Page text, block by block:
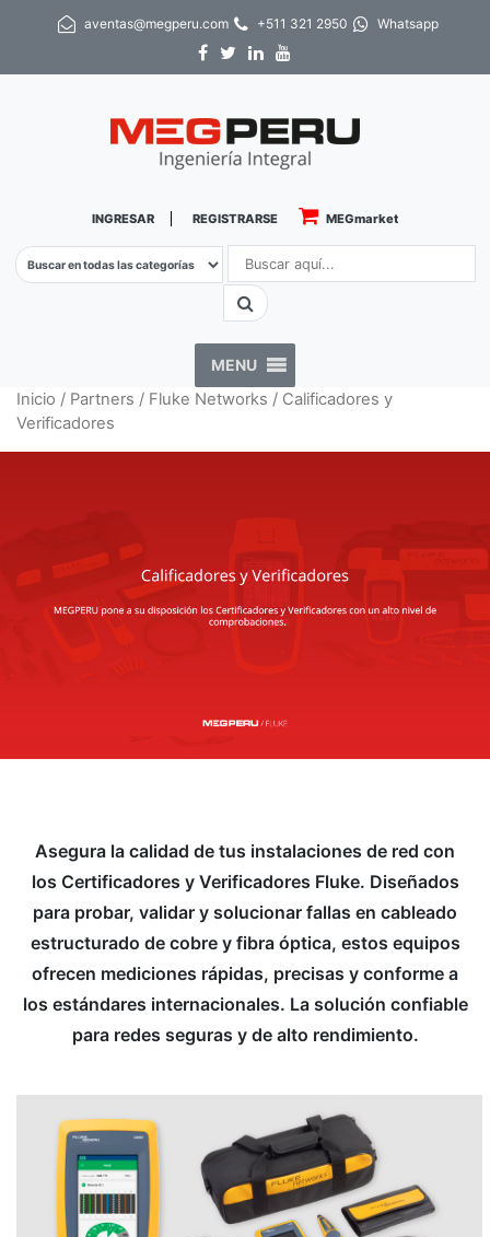
aventas@megperu.com +511 321 2950 Whatsapp
INGRESAR REGISTRARSE MEGmarket
MENU
Inicio / Partners / Fluke Networks / Calificadores y
Verificadores
Asegura la calidad de tus instalaciones de red con
los Certificadores y Verificadores Fluke. Diseñados
para probar, validar y solucionar fallas en cableado
estructurado de cobre y fibra óptica, estos equipos
ofrecen mediciones rápidas, precisas y conforme a
los estándares internacionales. La solución confiable
para redes seguras y de alto rendimiento.